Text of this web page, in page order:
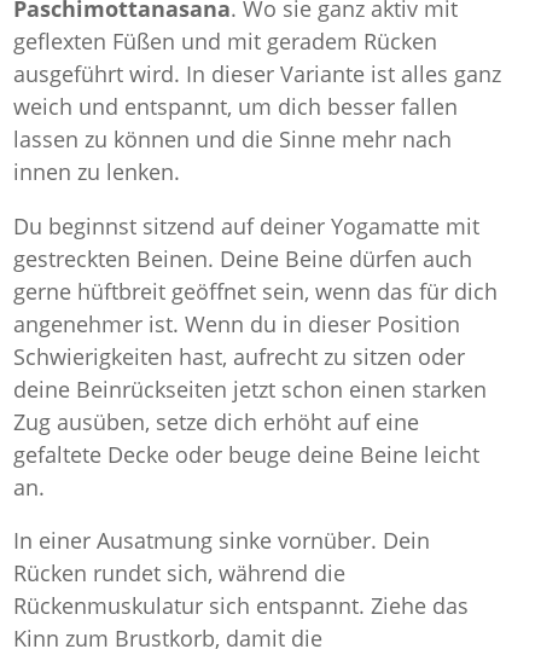
Paschimottanasana. Wo sie ganz aktiv mit
geflexten Füßen und mit geradem Rücken
ausgeführt wird. In dieser Variante ist alles ganz
weich und entspannt, um dich besser fallen
lassen zu können und die Sinne mehr nach
innen zu lenken.
Du beginnst sitzend auf deiner Yogamatte mit
gestreckten Beinen. Deine Beine dürfen auch
gerne hüftbreit geöffnet sein, wenn das für dich
angenehmer ist. Wenn du in dieser Position
Schwierigkeiten hast, aufrecht zu sitzen oder
deine Beinrückseiten jetzt schon einen starken
Zug ausüben, setze dich erhöht auf eine
gefaltete Decke oder beuge deine Beine leicht
an.
In einer Ausatmung sinke vornüber. Dein
Rücken rundet sich, während die
Rückenmuskulatur sich entspannt. Ziehe das
Kinn zum Brustkorb, damit die